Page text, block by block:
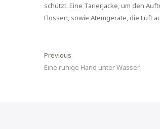
schützt. Eine Tarierjacke, um den
Flossen, sowie Atemgeräte, die Luft
Beitragsnavigation
Previous
post:
Eine ruhige Hand unter Wasser